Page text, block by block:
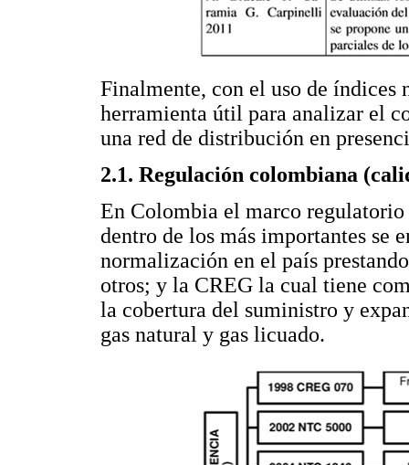
Finalmente, con el uso de índices
herramienta útil para analizar el
una red de distribución en
2.1. Regulación colombiana
En Colombia el marco
dentro de los más importantes se
normalización en el país
otros; y la CREG la cual tiene
la cobertura del suministro y
gas natural y gas licuado.